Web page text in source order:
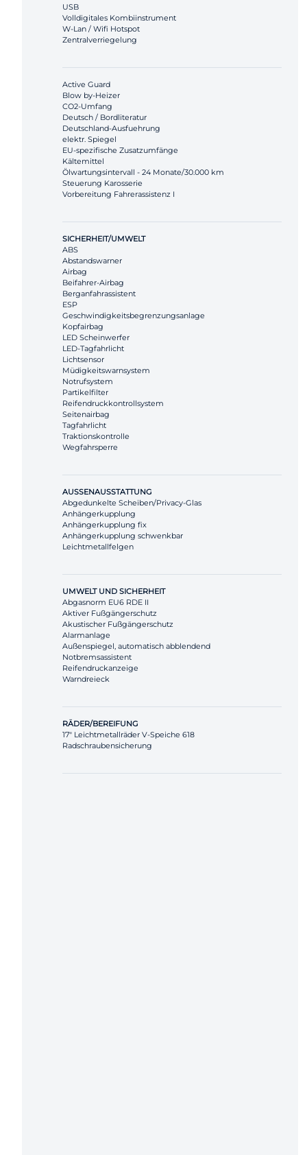
USB
Volldigitales Kombiinstrument
W-Lan / Wifi Hotspot
Zentralverriegelung
Active Guard
Blow by-Heizer
CO2-Umfang
Deutsch / Bordliteratur
Deutschland-Ausfuehrung
elektr. Spiegel
EU-spezifische Zusatzumfänge
Kältemittel
Ölwartungsintervall - 24 Monate/30.000 km
Steuerung Karosserie
Vorbereitung Fahrerassistenz I
SICHERHEIT/UMWELT
ABS
Abstandswarner
Airbag
Beifahrer-Airbag
Berganfahrassistent
ESP
Geschwindigkeitsbegrenzungsanlage
Kopfairbag
LED Scheinwerfer
LED-Tagfahrlicht
Lichtsensor
Müdigkeitswarnsystem
Notrufsystem
Partikelfilter
Reifendruckkontrollsystem
Seitenairbag
Tagfahrlicht
Traktionskontrolle
Wegfahrsperre
AUSSENAUSSTATTUNG
Abgedunkelte Scheiben/Privacy-Glas
Anhängerkupplung
Anhängerkupplung fix
Anhängerkupplung schwenkbar
Leichtmetallfelgen
UMWELT UND SICHERHEIT
Abgasnorm EU6 RDE II
Aktiver Fußgängerschutz
Akustischer Fußgängerschutz
Alarmanlage
Außenspiegel, automatisch abblendend
Notbremsassistent
Reifendruckanzeige
Warndreieck
RÄDER/BEREIFUNG
17" Leichtmetallräder V-Speiche 618
Radschraubensicherung